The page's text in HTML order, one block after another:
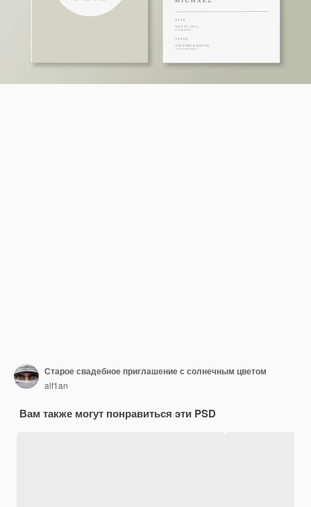
Старое свадебное приглашение с солнечным цветом
alf1an
Вам также могут понравиться эти PSD